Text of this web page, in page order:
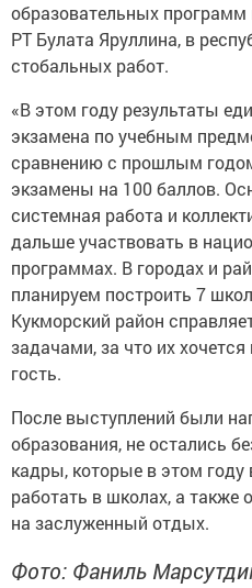
образовательных
РТ Булата Яруллина, в
стобальных работ.
«В этом году результаты
экзамена по учебным
сравнению с прошлым
экзамены на 100 баллов.
системная работа и
дальше участвовать в
программах. В городах и
планируем построить 7
Кукморский район
задачами, за что их
гость.
После выступлений были
образования, не остались
кадры, которые в этом
работать в школах, а
на заслуженный отдых.
Фото: Фаниль